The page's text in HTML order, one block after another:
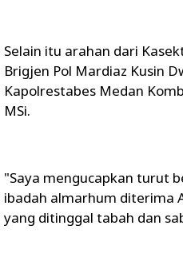
Selain itu arahan dari
Brigjen Pol Mardiaz Kusin
Kapolrestabes Medan
MSi.
"Saya mengucapkan turut
ibadah almarhum diterima
yang ditinggal tabah dan